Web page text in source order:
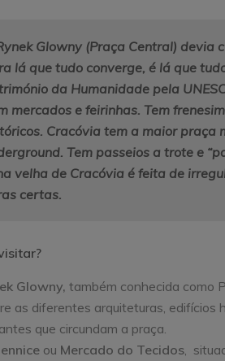
Glowny (Praça Central) devia
lá que tudo converge, é lá que
da Humanidade pela
mercados e feirinhas. Tem
Cracóvia tem a maior praça
Tem passeios a trote e
velha de Cracóvia é feita de
certas.
Glowny, também conhecida como
as diferentes arquiteturas, edifícios
que circundam a praça.
ou Mercado do Tecidos ,